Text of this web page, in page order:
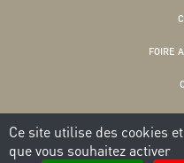
FOIRE
POLITIQUE
Ce site utilise des cookies
que vous souhaitez activer